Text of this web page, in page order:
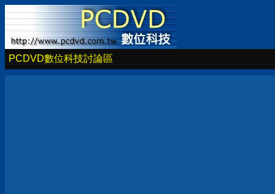
PCDVD數位科技討論區